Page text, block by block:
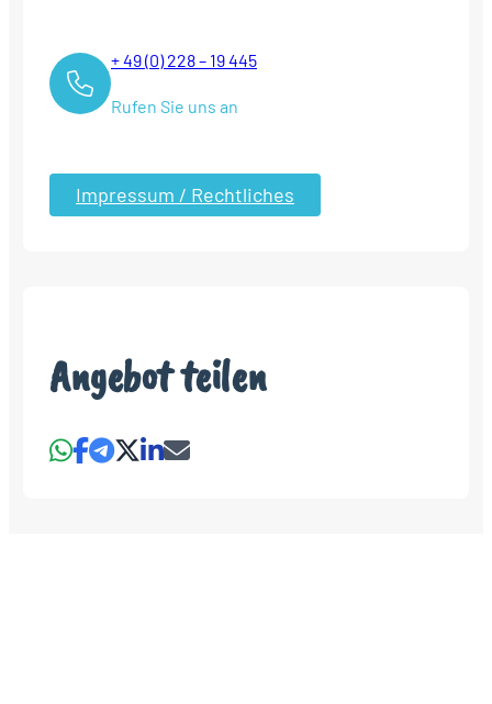
+ 49 (0) 228 – 19 445
Rufen Sie uns an
Impressum / Rechtliches
Angebot teilen